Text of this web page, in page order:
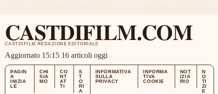
CASTDIFILM.COM
CASTDIFILM REDAZIONE EDITORIALE
Aggiornato 15:15 16 articoli oggi
PAGIN
A
INIZIA
LE
CHI
SIA
MO
CO
NT
AT
TI
S
T
O
RI
A
INFORMATIVA
SULLA
PRIVACY
INFORMA
TIVA
COOKIE
NOT
IZIA
RIO
N
O
TI
ZI
E